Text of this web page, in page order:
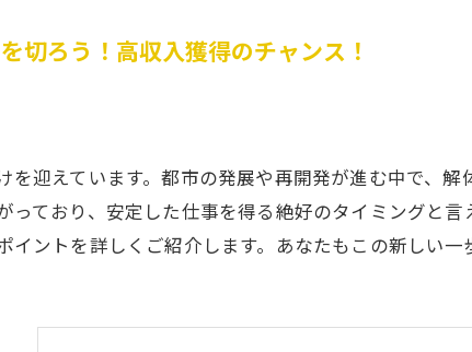
切ろう！高収入獲得のチャンス！
迎えています。都市の発展や再開発が進む中で、
ており、安定した仕事を得る絶好のタイミングと
ントを詳しくご紹介します。あなたもこの新しい